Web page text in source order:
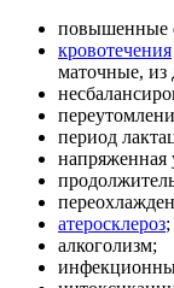
повышенные
кровотечения
маточные, из
период
напряженная
атеросклероз;
алкоголизм;